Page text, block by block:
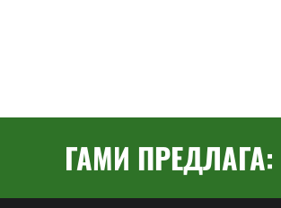
ГАМИ ПРЕДЛАГА: